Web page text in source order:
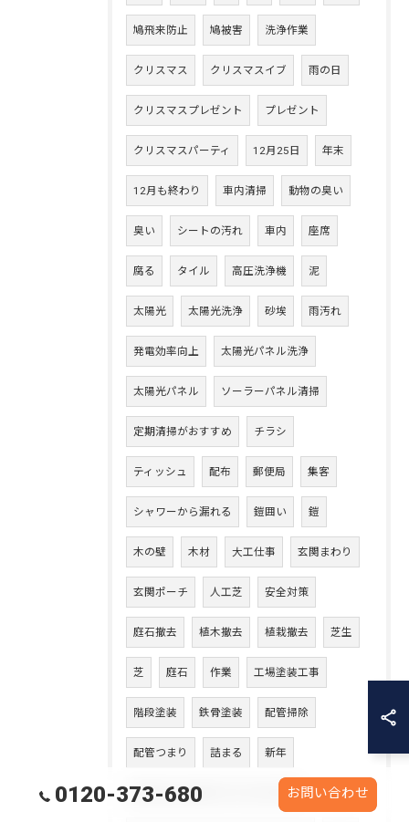
鳩飛来防止 鳩被害 洗浄作業
クリスマス クリスマスイブ 雨の日
クリスマスプレゼント プレゼント
クリスマスパーティ 12月25日 年末
12月も終わり 車内清掃 動物の臭い
臭い シートの汚れ 車内 座席
腐る タイル 高圧洗浄機 泥
太陽光 太陽光洗浄 砂埃 雨汚れ
発電効率向上 太陽光パネル洗浄
太陽光パネル ソーラーパネル清掃
定期清掃がおすすめ チラシ
ティッシュ 配布 郵便局 集客
シャワーから漏れる 鎧囲い 鎧
木の壁 木材 大工仕事 玄関まわり
玄関ポーチ 人工芝 安全対策
庭石撤去 植木撤去 植栽撤去 芝生
芝 庭石 作業 工場塗装工事
階段塗装 鉄骨塗装 配管掃除
配管つまり 詰まる 新年
あけましておめでとうございます
0120-373-680 お問い合わせ